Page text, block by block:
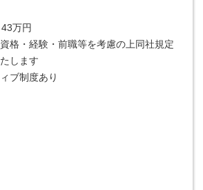
万円
格・経験・前職等を考慮の上同社規定
します
ブ制度あり